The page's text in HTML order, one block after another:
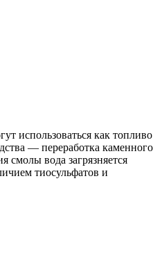
использоваться как топливо
— переработка каменного
смолы вода загрязняется
тиосульфатов и